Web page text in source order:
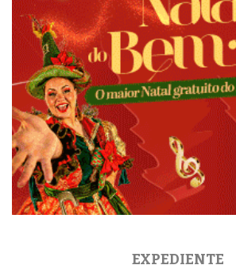
EXPEDIENTE